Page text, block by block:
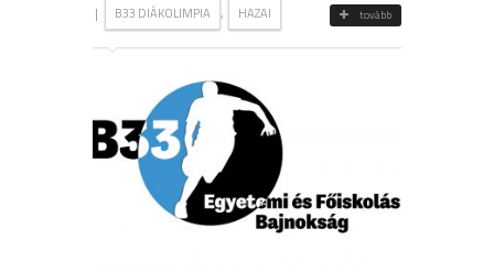
| B33 DIÁKOLIMPIA , HAZAI tovább